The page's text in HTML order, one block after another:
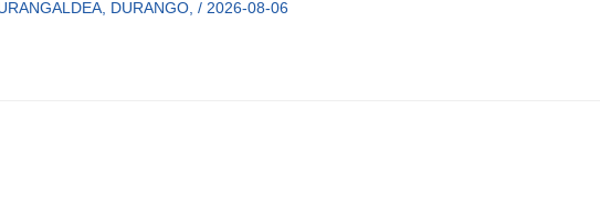
, DURANGO,/2026-08-06